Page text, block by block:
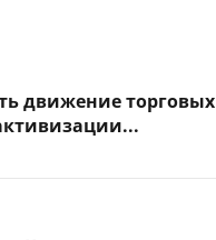
движение торговых